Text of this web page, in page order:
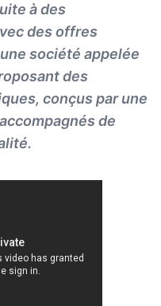
à des
des offres
société appelée
des
conçus par une
de